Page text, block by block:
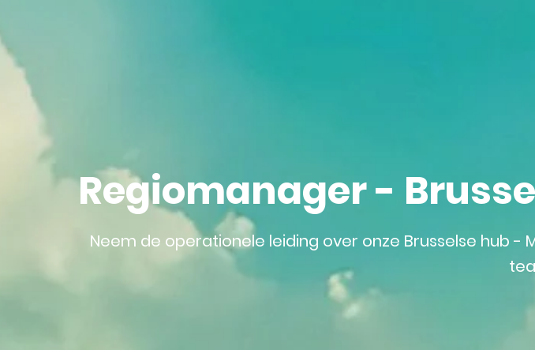
Regiomanager -
Neem de operationele leiding over onze Brusselse hub